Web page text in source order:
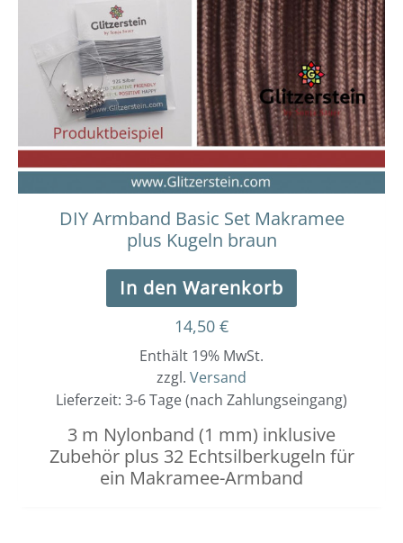
DIY Armband Basic Set Makramee
plus Kugeln braun
In den Warenkorb
14,50 €
Enthält 19% MwSt.
zzgl. Versand
Lieferzeit: 3-6 Tage (nach Zahlungseingang)
3 m Nylonband (1 mm) inklusive
Zubehör plus 32 Echtsilberkugeln für
ein Makramee-Armband